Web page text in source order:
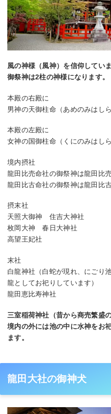
風の神様（風神）を信仰していま
御祭神は2柱の神様になります。
本殿の右殿に
男神の天御柱命（あめのみはし
本殿の左殿に
女神の国御柱命（くにのみはし
境内摂社
龍田比売命社の御祭神は龍田比
龍田比古命社の御祭神は龍田比
摂末社
天照大御神 住吉大神社
枚岡大神 春日大神社
高望王妃社
末社
白龍神社（白蛇が現れ、にごり
龍としてお祀りしています）
龍田恵比寿神社
三室稲荷神社（昔から商売繁盛
境内の外には池の中に水神をお
ます。
龍田大社の御神犬